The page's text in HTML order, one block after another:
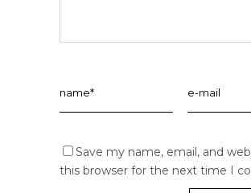
Save my name, email, and
this browser for the next time I